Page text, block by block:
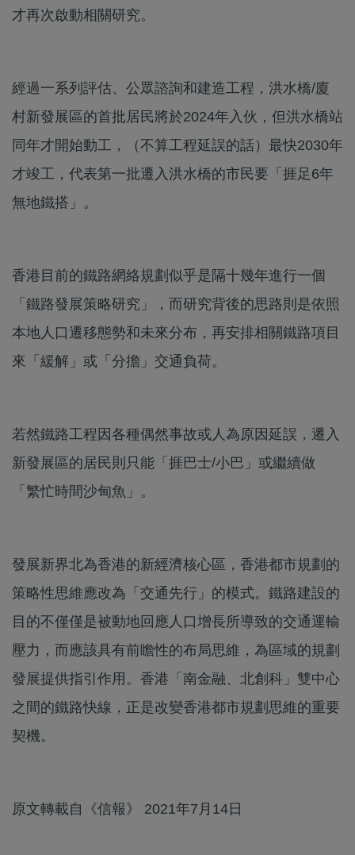
才再次啟動相關研究。
經過一系列評估、公眾諮詢和建造工程，洪水橋/廈
村新發展區的首批居民將於2024年入伙，但洪水橋站
同年才開始動工，（不算工程延誤的話）最快2030年
才竣工，代表第一批遷入洪水橋的市民要「捱足6年
無地鐵搭」。
香港目前的鐵路網絡規劃似乎是隔十幾年進行一個
「鐵路發展策略研究」，而研究背後的思路則是依照
本地人口遷移態勢和未來分布，再安排相關鐵路項目
來「緩解」或「分擔」交通負荷。
若然鐵路工程因各種偶然事故或人為原因延誤，遷入
新發展區的居民則只能「捱巴士/小巴」或繼續做
「繁忙時間沙甸魚」。
發展新界北為香港的新經濟核心區，香港都市規劃的
策略性思維應改為「交通先行」的模式。鐵路建設的
目的不僅僅是被動地回應人口增長所導致的交通運輸
壓力，而應該具有前瞻性的布局思維，為區域的規劃
發展提供指引作用。香港「南金融、北創科」雙中心
之間的鐵路快線，正是改變香港都市規劃思維的重要
契機。
原文轉載自《信報》 2021年7月14日